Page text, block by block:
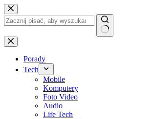
Przejdź
do
treści
Brak
wyników
Porady
Tech
Mobile
Komputery
Foto Video
Audio
Life Tech